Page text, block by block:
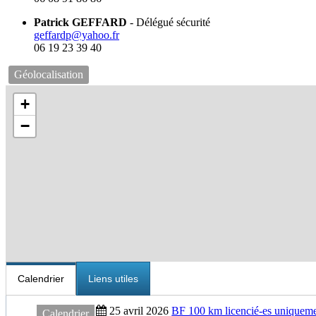
Patrick GEFFARD - Délégué sécurité
geffardp@yahoo.fr
06 19 23 39 40
Géolocalisation
+
−
Calendrier Liens utiles
Calendrier 25 avril 2026BF 100 km licencié-es